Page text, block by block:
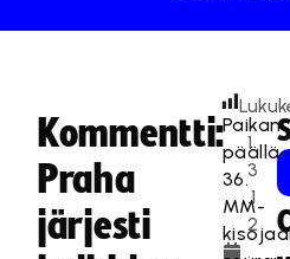
Kommentti:
Praha
järjesti
1
3
.1
2
.
Paikan
päällä
36.
MM-